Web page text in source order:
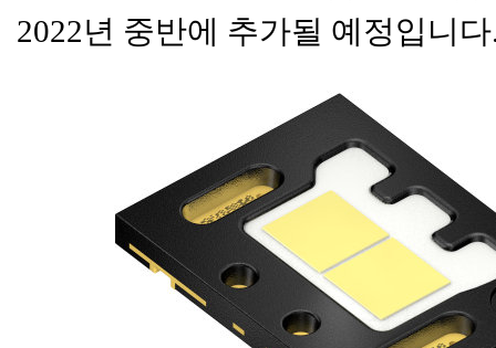
2022년 중반에 추가될 예정입니